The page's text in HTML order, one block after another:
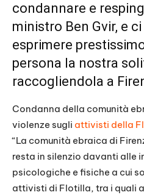
condannare e
ministro Ben Gvir, e
esprimere
persona la nostra
raccogliendola a
Condanna della comunità
violenze sugli attivisti della
“La comunità ebraica di
resta in silenzio davanti alle
psicologiche e fisiche a cui
attivisti di Flotilla, tra i quali